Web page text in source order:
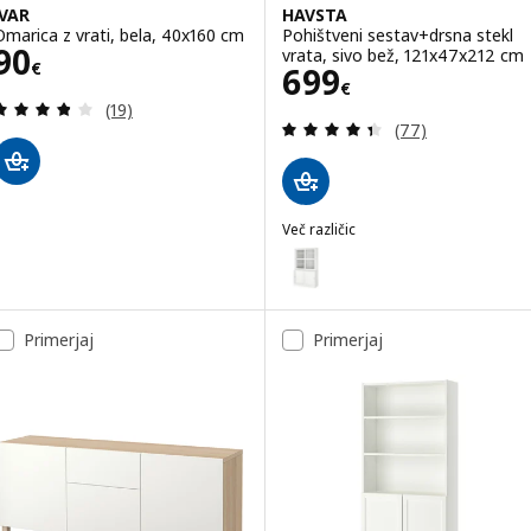
z vrati, bela, 40x160 cm
€ 90€
Pregled: 3.8 iz 5 zvezde. Skupno število
(19)
HAVSTA
Pohištveni sestav+drsna stekl
vrata, sivo bež, 121x47x212 cm
699€
Cena 699€
Pregled: 4.4 iz
(77)
Več različic
HAVSTA
Možnost: HAVSTA, Pohištveni
Primerjaj Primerjaj